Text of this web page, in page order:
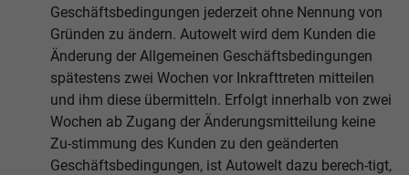
Geschäftsbedingungen jederzeit ohne Nennung von
Gründen zu ändern. Autowelt wird dem Kunden die
Änderung der Allgemeinen Geschäftsbedingungen
spätestens zwei Wochen vor Inkrafttreten mitteilen
und ihm diese übermitteln. Erfolgt innerhalb von zwei
Wochen ab Zugang der Änderungsmitteilung keine
Zu-stimmung des Kunden zu den geänderten
Geschäftsbedingungen, ist Autowelt dazu berech-tigt,